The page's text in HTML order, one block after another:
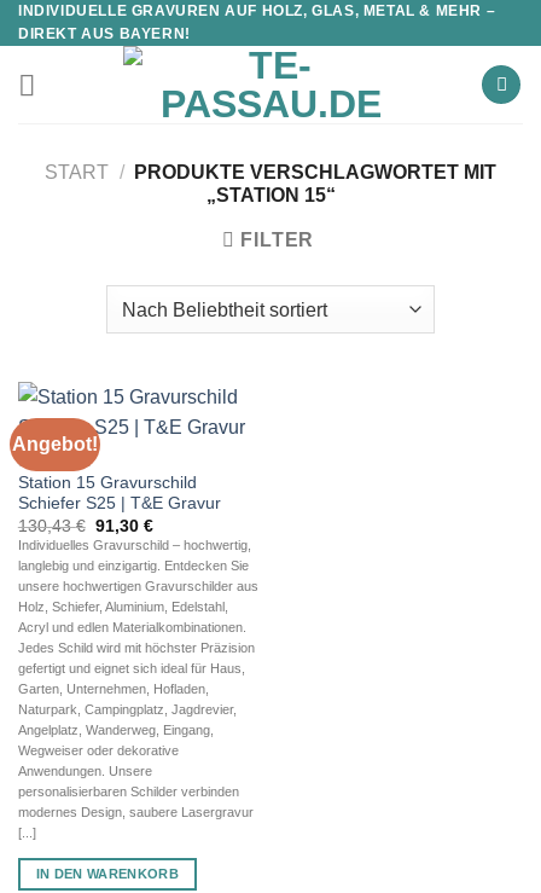
INDIVIDUELLE GRAVUREN AUF HOLZ, GLAS, METAL & MEHR –
DIREKT AUS BAYERN!
START /
PRODUKTE VERSCHLAGWORTET MIT
„STATION 15“
FILTER
Angebot!
STATIONEN
Station 15 Gravurschild
Schiefer S25 | T&E Gravur
130,43€ Ursprünglicher
Preis
war:
130,43 €
91,30 €Aktueller
Preis
ist:
91,30 €.
Individuelles Gravurschild – hochwertig,
langlebig und einzigartig. Entdecken Sie
unsere hochwertigen Gravurschilder aus
Holz, Schiefer, Aluminium, Edelstahl,
Acryl und edlen Materialkombinationen.
Jedes Schild wird mit höchster Präzision
gefertigt und eignet sich ideal für Haus,
Garten, Unternehmen, Hofladen,
Naturpark, Campingplatz, Jagdrevier,
Angelplatz, Wanderweg, Eingang,
Wegweiser oder dekorative
Anwendungen. Unsere
personalisierbaren Schilder verbinden
modernes Design, saubere Lasergravur
[...]
IN DEN WARENKORB